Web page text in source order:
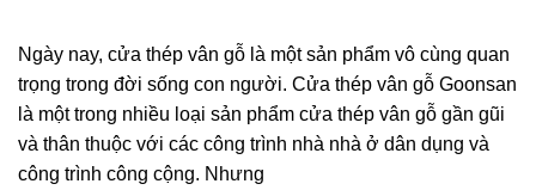
Ngày nay, cửa thép vân gỗ là một sản phẩm vô cùng quan
trọng trong đời sống con người. Cửa thép vân gỗ Goonsan
là một trong nhiều loại sản phẩm cửa thép vân gỗ gần gũi
và thân thuộc với các công trình nhà nhà ở dân dụng và
công trình công cộng. Nhưng